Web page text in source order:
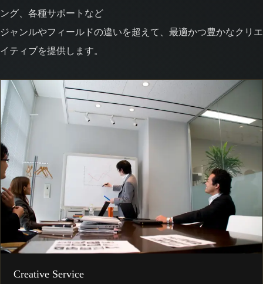
ング、各種サポートなど
ジャンルやフィールドの違いを超えて、最適かつ豊かなクリエ
イティブを提供します。
Creative Service